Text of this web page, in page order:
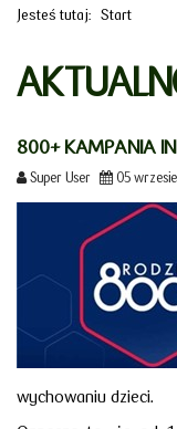
Jesteś tutaj: Start
800+ KAMPANIA
Super User 05
wychowaniu dzieci.